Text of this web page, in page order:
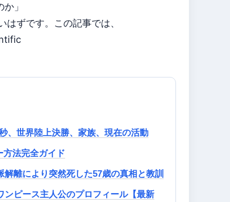
」
ずです。この記事では、
、世界陸上決勝、家族、現在の活動
方法完全ガイド
離により突然死した57歳の真相と教訓
ピース主人公のプロフィール【最新